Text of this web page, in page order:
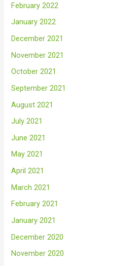
February 2022
January 2022
December 2021
November 2021
October 2021
September 2021
August 2021
July 2021
June 2021
May 2021
April 2021
March 2021
February 2021
January 2021
December 2020
November 2020